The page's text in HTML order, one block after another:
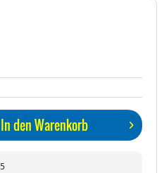
In denWarenkorb